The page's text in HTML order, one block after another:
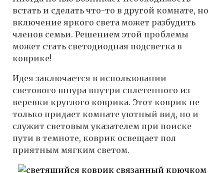
встать и сделать что-то в другой комнате, но
включение яркого света может разбудить
членов семьи. Решением этой проблемы
может стать светодиодная подсветка в
коврике!
Идея заключается в использовании
светового шнура внутри сплетенного из
веревки круглого коврика. Этот коврик не
только придает комнате уютный вид, но и
служит световым указателем при поиске
пути в темноте, коврик освещает пол
приятным мягким светом.